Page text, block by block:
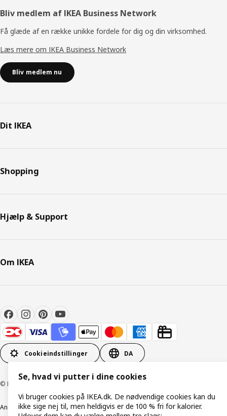
Bliv medlem af IKEA Business Network
Få glæde af en række unikke fordele for dig og din virksomhed.
Læs mere om IKEA Business Network
Bliv medlem nu
Dit IKEA
Shopping
Hjælp & Support
Om IKEA
Cookieindstillinger DA
© Inter IKEA Systems B.V. 1999-2026
Ansvarlig rapporteringCookiepolitikDigital tilgængelighed
Se, hvad vi putter i dine cookies
Vi bruger cookies på IKEA.dk. De nødvendige cookies kan du
ikke sige nej til, men heldigvis er de 100 % fri for kalorier.